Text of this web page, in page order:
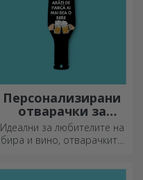
Персонализирани
отварачки за
бутилки и
тирбушони
Идеални за любителите на
бира и вино, отварачките